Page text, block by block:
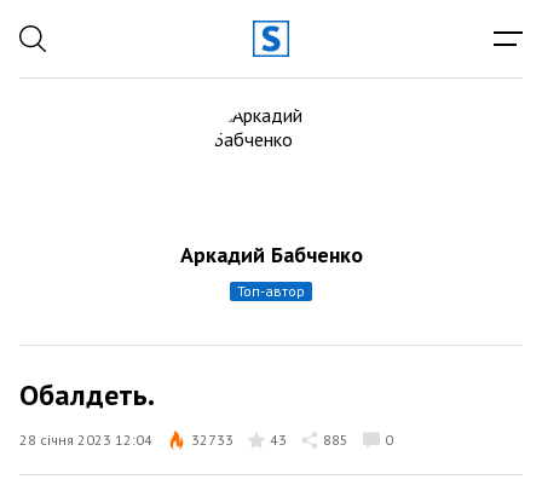
Аркадий Бабченко
топ-автор
Обалдеть.
28 січня 2023 12:04 32733 43 885 0